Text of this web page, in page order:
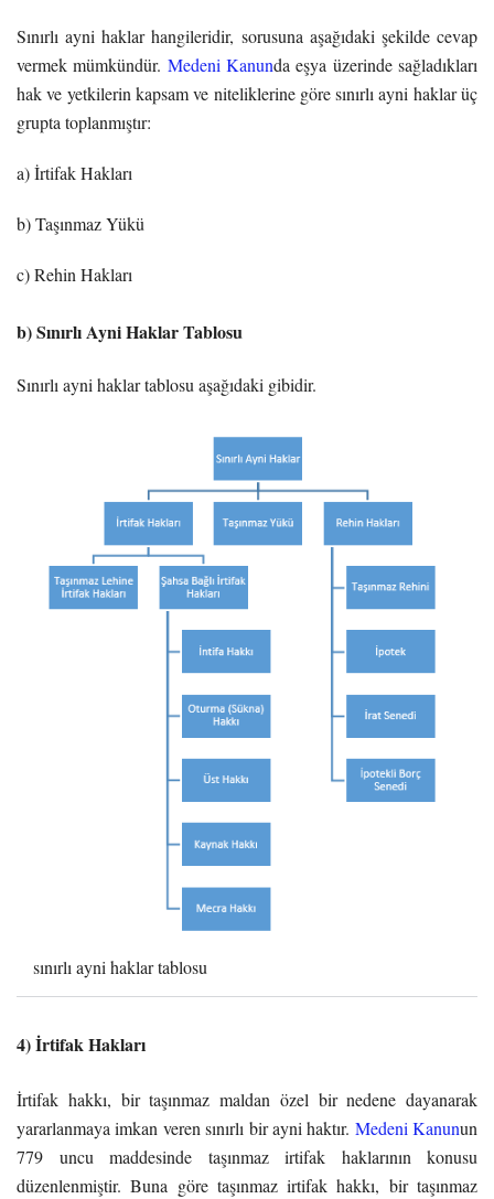
Sınırlı ayni haklar hangileridir, sorusuna aşağıdaki şekilde cevap
vermek mümkündür. Medeni Kanunda eşya üzerinde sağladıkları
hak ve yetkilerin kapsam ve niteliklerine göre sınırlı ayni haklar üç
grupta toplanmıştır:
a) İrtifak Hakları
b) Taşınmaz Yükü
c) Rehin Hakları
b) Sınırlı Ayni Haklar Tablosu
Sınırlı ayni haklar tablosu aşağıdaki gibidir.
sınırlı ayni haklar tablosu
4) İrtifak Hakları
İrtifak hakkı, bir taşınmaz maldan özel bir nedene dayanarak
yararlanmaya imkan veren sınırlı bir ayni haktır. Medeni Kanunun
779 uncu maddesinde taşınmaz irtifak haklarının konusu
düzenlenmiştir. Buna göre taşınmaz irtifak hakkı, bir taşınmaz